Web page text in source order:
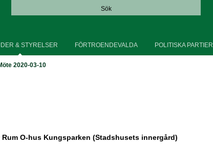
Sök
& STYRELSER FÖRTROENDEVALDA POLITISKA PARTIER
2020-03-10
Rum O-hus Kungsparken (Stadshusets innergård)